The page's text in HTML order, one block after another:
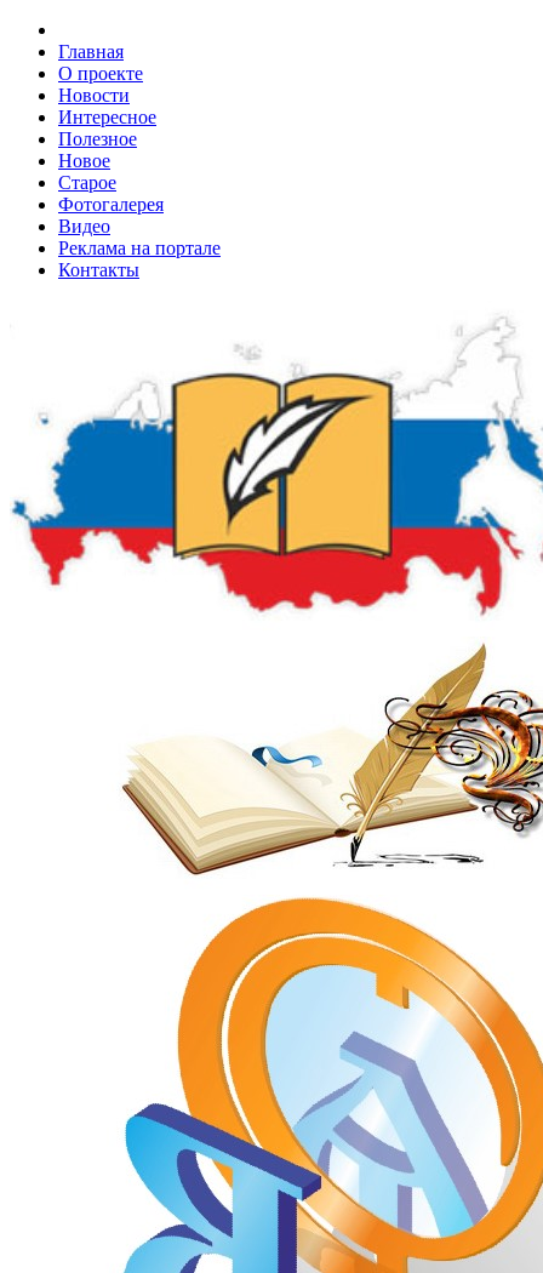
Главная
О проекте
Новости
Интересное
Полезное
Новое
Старое
Фотогалерея
Видео
Реклама на портале
Контакты